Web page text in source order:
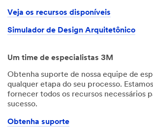
Veja os recursos disponíveis
Simulador de Design Arquitetônico
Um time de especialistas 3M
Obtenha suporte de nossa equipe de
qualquer etapa do seu processo.
fornecer todos os recursos necessários
sucesso.
Obtenha suporte